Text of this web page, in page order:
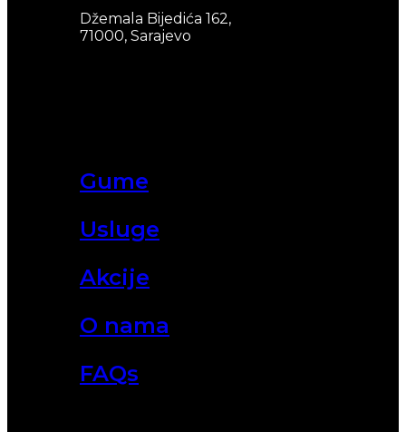
Gume
Usluge
Akcije
O nama
FAQs
Džemala Bijedića 162,
71000, Sarajevo